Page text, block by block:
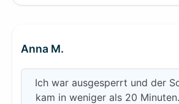
Anna M.
Ich war ausgesperrt und der
kam in weniger als 20